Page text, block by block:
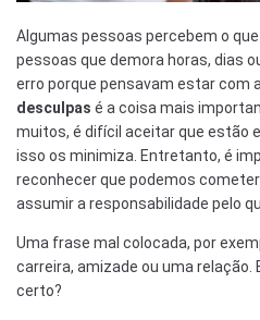
Algumas pessoas percebem o
pessoas que demora horas, dias
erro porque pensavam estar com
desculpas é a coisa mais
muitos, é difícil aceitar que estão
isso os minimiza. Entretanto, é
reconhecer que podemos
assumir a responsabilidade pelo
Uma frase mal colocada, por
carreira, amizade ou uma relação.
certo?